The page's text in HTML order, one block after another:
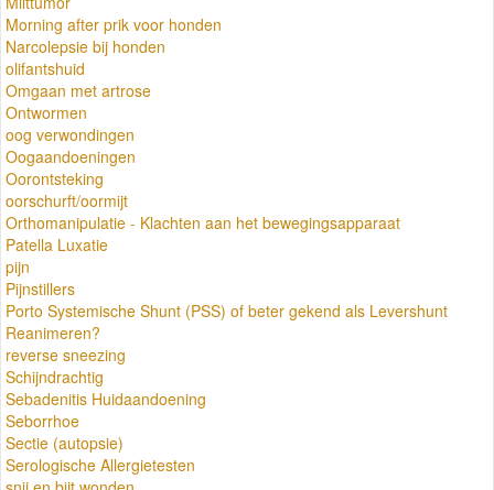
Morning after prik voor honden
Narcolepsie bij honden
olifantshuid
Omgaan met artrose
Ontwormen
oog verwondingen
Oogaandoeningen
Oorontsteking
oorschurft/oormijt
Orthomanipulatie - Klachten aan het bewegingsapparaat
Patella Luxatie
pijn
Pijnstillers
Porto Systemische Shunt (PSS) of beter gekend als Levershunt
Reanimeren?
reverse sneezing
Schijndrachtig
Sebadenitis Huidaandoening
Seborrhoe
Sectie (autopsie)
Serologische Allergietesten